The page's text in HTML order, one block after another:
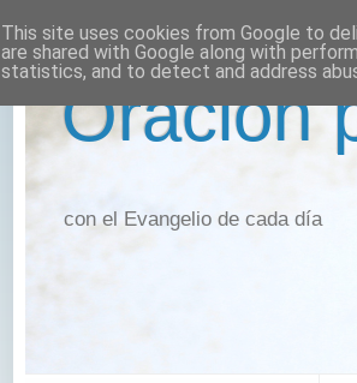
Oración
con el Evangelio de cada día
This site uses cookies from Google to
are shared with Google along with
statistics, and to detect and address